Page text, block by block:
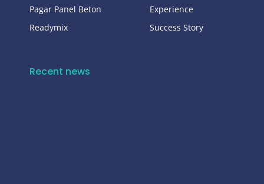
Pagar Panel Beton
Readymix
Experience
Success Story
Recent news